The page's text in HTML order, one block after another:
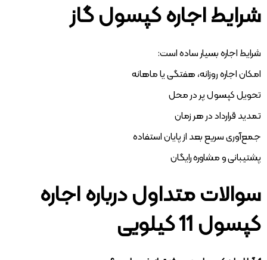
شرایط اجاره کپسول گاز
شرایط اجاره بسیار ساده است:
امکان اجاره روزانه، هفتگی یا ماهانه
تحویل کپسول پر در محل
تمدید قرارداد در هر زمان
جمع‌آوری سریع بعد از پایان استفاده
پشتیبانی و مشاوره رایگان
سوالات متداول درباره اجاره
کپسول 11 کیلویی